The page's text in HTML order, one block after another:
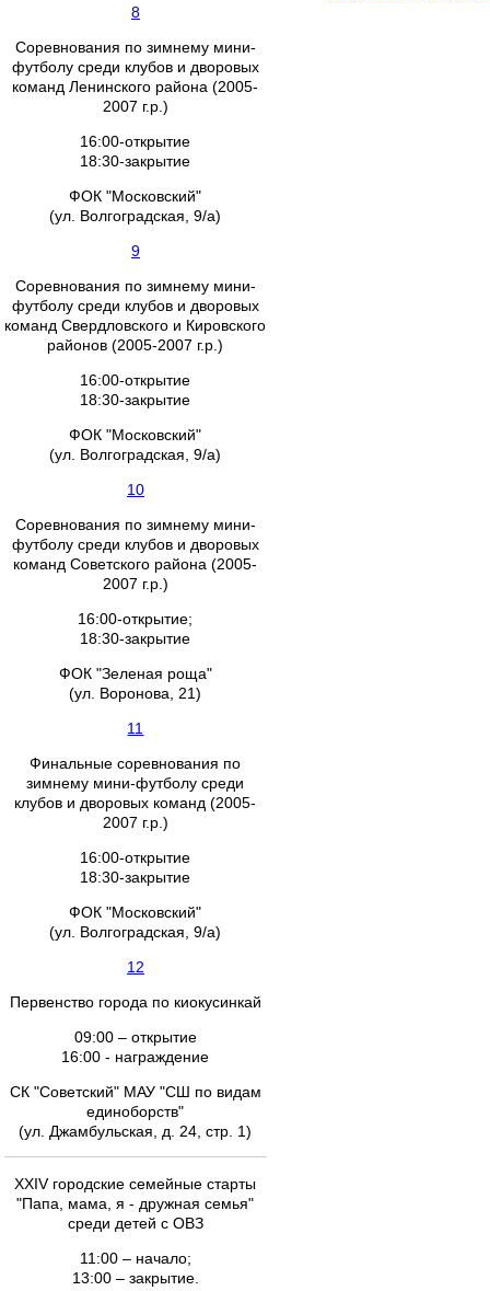
8
Соревнования по зимнему мини-
футболу среди клубов и дворовых
команд Ленинского района (2005-
2007 г.р.)
16:00-открытие
18:30-закрытие
ФОК "Московский"
(ул. Волгоградская, 9/а)
9
Соревнования по зимнему мини-
футболу среди клубов и дворовых
команд Свердловского и Кировского
районов (2005-2007 г.р.)
16:00-открытие
18:30-закрытие
ФОК "Московский"
(ул. Волгоградская, 9/а)
10
Соревнования по зимнему мини-
футболу среди клубов и дворовых
команд Советского района (2005-
2007 г.р.)
16:00-открытие;
18:30-закрытие
ФОК "Зеленая роща"
(ул. Воронова, 21)
11
Финальные соревнования по
зимнему мини-футболу среди
клубов и дворовых команд (2005-
2007 г.р.)
16:00-открытие
18:30-закрытие
ФОК "Московский"
(ул. Волгоградская, 9/а)
12
Первенство города по киокусинкай
09:00 – открытие
16:00 - награждение
СК "Советский" МАУ "СШ по видам
единоборств"
(ул. Джамбульская, д. 24, стр. 1)
XXIV городские семейные старты
"Папа, мама, я - дружная семья"
среди детей с ОВЗ
11:00 – начало;
13:00 – закрытие.